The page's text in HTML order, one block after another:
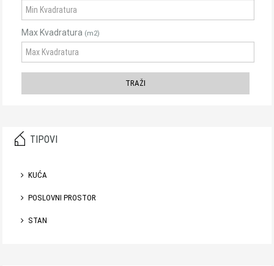
Max Kvadratura (m2)
TIPOVI
KUĆA
POSLOVNI PROSTOR
STAN